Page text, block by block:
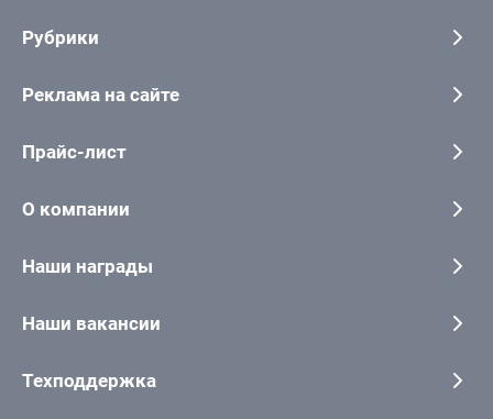
Рубрики
Реклама на сайте
Прайс-лист
О компании
Наши награды
Наши вакансии
Техподдержка